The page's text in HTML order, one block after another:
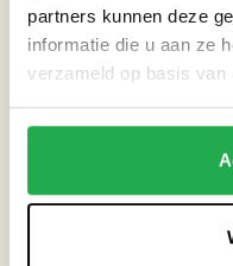
partners kunnen deze
informatie die u aan ze
verzameld op basis van
Doel Frank Alsema
‘Ik wil zo veel mogelijk
creëren, we krijgen
aldus Alsema. Door het
wc door te spoelen.
afvoer die aangesloten is